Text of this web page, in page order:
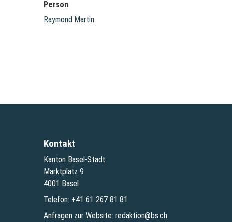
Person
Raymond Martin
Kontakt
Kanton Basel-Stadt
Marktplatz 9
4001 Basel
Telefon: +41 61 267 81 81
Anfragen zur Website: redaktion@bs.ch